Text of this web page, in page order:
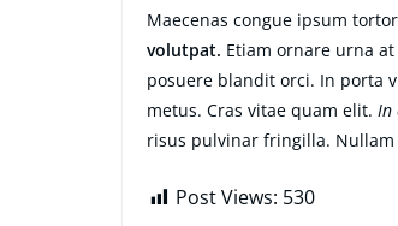
Maecenas congue ipsum
volutpat. Etiam ornare urna
posuere blandit orci. In porta
metus. Cras vitae quam elit. In
risus pulvinar fringilla.
Post Views: 530